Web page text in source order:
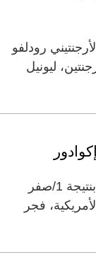
رودلفو
ليونيل
فاز منتخب الأرجنتين على نظيره إكوادور بنتيجة 1/صفر
فجر